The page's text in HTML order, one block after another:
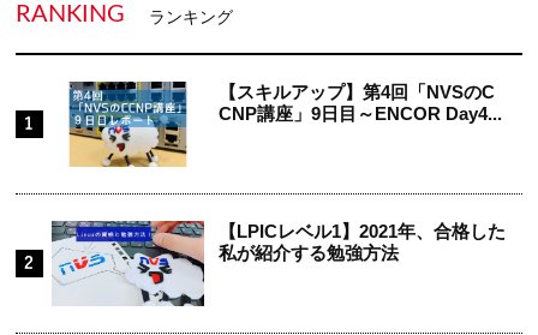
RANKING ランキング
【スキルアップ】第4回「NVSのC
CNP講座」9日目～ENCOR Day4...
【LPICレベル1】2021年、合格した
私が紹介する勉強方法